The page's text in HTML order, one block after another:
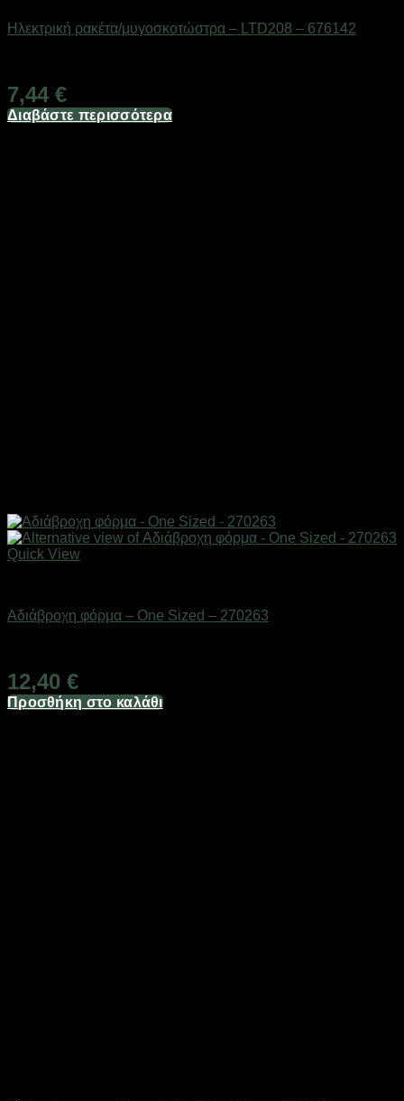
Ηλεκτρική ρακέτα/μυγοσκοτώστρα – LTD208 – 676142
7,44 €
Διαβάστε περισσότερα
Quick View
Αδιάβροχη φόρμα – One Sized – 270263
12,40 €
Προσθήκη στο καλάθι